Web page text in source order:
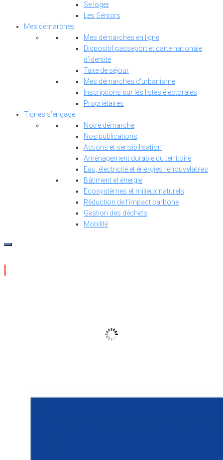
Se loger
Les Séniors
Mes démarches
Mes démarches en ligne
Dispositif passeport et carte nationale
d’identité
Taxe de séjour
Mes démarches d'urbanisme
Inscriptions sur les listes électorales
Propriétaires
Tignes s’engage
Notre démarche
Nos publications
Actions et sensibilisation
Aménagement durable du territoire
Eau, électricité et énergies renouvelables
Bâtiment et énergie
Écosystèmes et milieux naturels
Réduction de l’impact carbone
Gestion des déchets
Mobilité